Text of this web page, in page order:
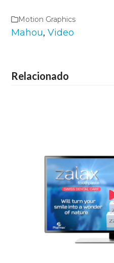
Motion Graphics
Mahou,Video
Relacionado